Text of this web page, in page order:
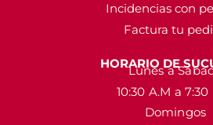
Incidencias con
Factura tu
HORARIO DE
Lunes a
10:30 A.M a 7:30
Domingos